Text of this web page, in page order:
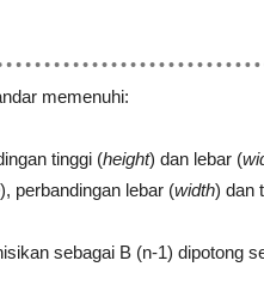
memenuhi:
tinggi (height) dan lebar (
), perbandingan lebar (width) dan
sebagai B (n-1) dipotong